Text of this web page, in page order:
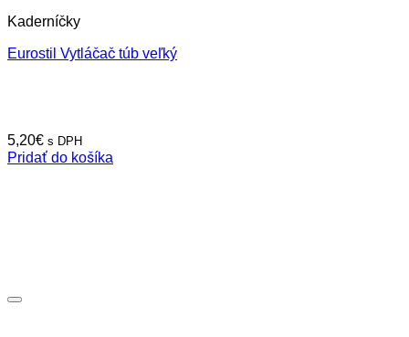
Kaderníčky
Eurostil Vytláčač túb veľký
5,20€ s DPH
Pridať do košíka